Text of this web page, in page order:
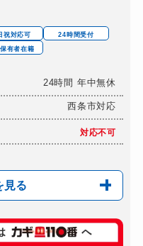
祝対応可
24時間受付
有者在籍
24時間 年中無休
西条市対応
対応不可
見る
8,800円～(税込)